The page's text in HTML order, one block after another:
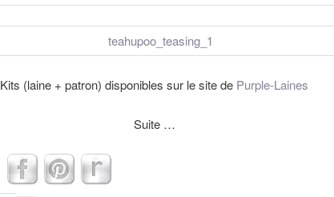
Kits (laine + patron) disponibles sur le site de Purple-Laines
Suite …